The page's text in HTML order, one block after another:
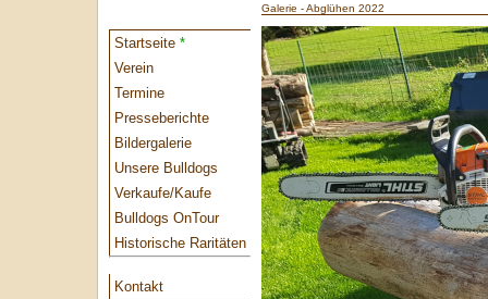
Startseite *
Verein
Termine
Presseberichte
Bildergalerie
Unsere Bulldogs
Verkaufe/Kaufe
Bulldogs OnTour
Historische Raritäten
Kontakt
Galerie - Abglühen 2022